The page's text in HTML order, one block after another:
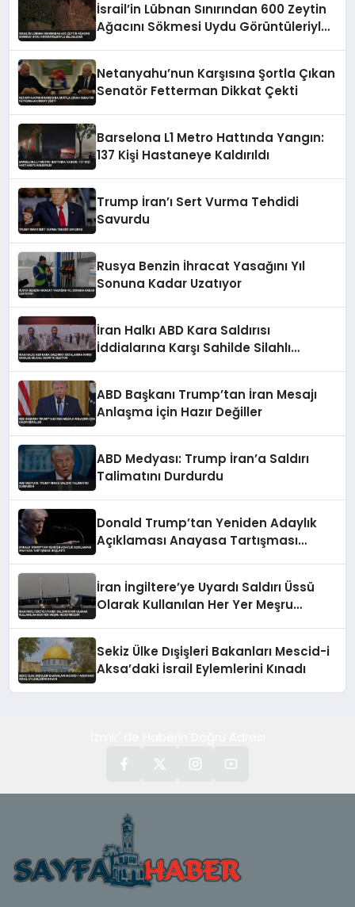
İsrail’in Lübnan Sınırından 600 Zeytin
Ağacını Sökmesi Uydu Görüntüleriyle
Netanyahu’nun Karşısına Şortla Çıkan
Senatör Fetterman Dikkat Çekti
Barselona L1 Metro Hattında Yangın:
137 Kişi Hastaneye Kaldırıldı
Trump İran’ı Sert Vurma Tehdidi
Savurdu
Rusya Benzin İhracat Yasağını Yıl
Sonuna Kadar Uzatıyor
İran Halkı ABD Kara Saldırısı
İddialarına Karşı Sahilde Silahlı
ABD Başkanı Trump’tan İran Mesajı
Anlaşma İçin Hazır Değiller
ABD Medyası: Trump İran’a Saldırı
Talimatını Durdurdu
Donald Trump’tan Yeniden Adaylık
Açıklaması Anayasa Tartışması
İran İngiltere’ye Uyardı Saldırı Üssü
Olarak Kullanılan Her Yer Meşru
Sekiz Ülke Dışişleri Bakanları Mescid-i
Aksa’daki İsrail Eylemlerini Kınadı